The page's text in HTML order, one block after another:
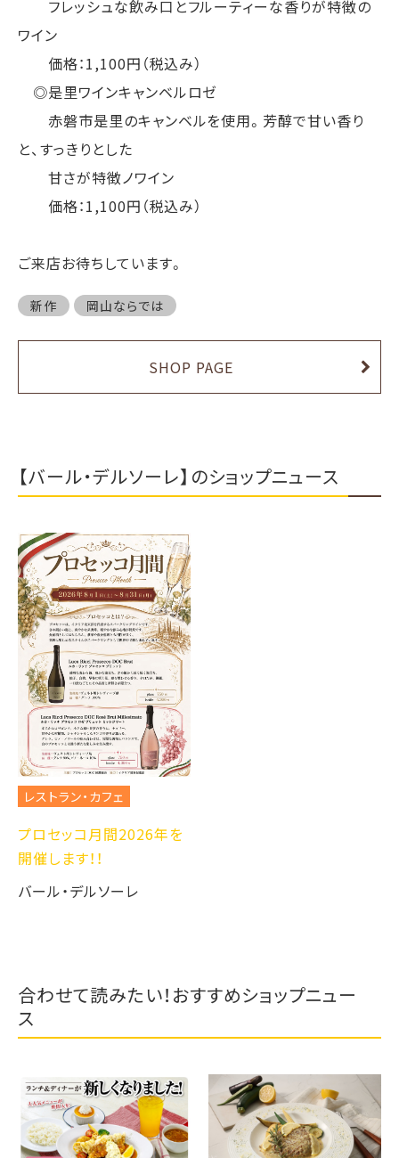
フレッシュな飲み口とフルーティーな香りが特徴の
ワイン
価格：1,100円（税込み）
◎是里ワインキャンベルロゼ
赤磐市是里のキャンベルを使用。芳醇で甘い香り
と、すっきりとした
甘さが特徴ノワイン
価格：1,100円（税込み）
ご来店お待ちしています。
新作 岡山ならでは
SHOP PAGE
【バール・デルソーレ】のショップニュース
レストラン・カフェ
プロセッコ月間2026年を
開催します！！
バール・デルソーレ
合わせて読みたい！おすすめショップニュー
ス